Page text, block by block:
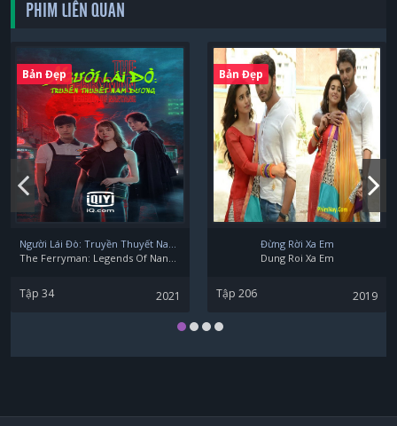
Wi Ha-jun
PHIM LIÊN QUAN
Bản Đẹp
Tập 34 2021
Bản Đẹp
Đừng Rời Xa Em
Dung Roi Xa Em
Tập 206 2019